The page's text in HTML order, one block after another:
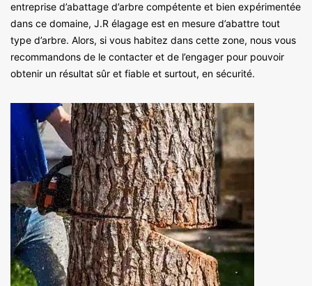
entreprise d’abattage d’arbre compétente et bien expérimentée
dans ce domaine, J.R élagage est en mesure d’abattre tout
type d’arbre. Alors, si vous habitez dans cette zone, nous vous
recommandons de le contacter et de l’engager pour pouvoir
obtenir un résultat sûr et fiable et surtout, en sécurité.